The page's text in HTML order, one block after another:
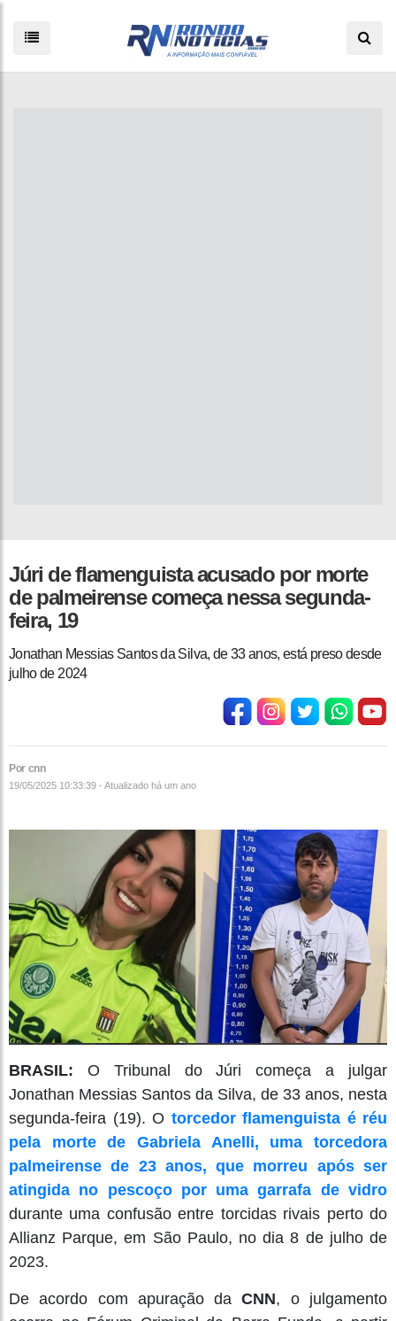
Júri de flamenguista acusado por morte
de palmeirense começa nessa segunda-
feira, 19
Jonathan Messias Santos da Silva, de 33 anos, está preso desde
julho de 2024
Por cnn
19/05/2025 10:33:39 - Atualizado há um ano
BRASIL: O Tribunal do Júri começa a julgar
Jonathan Messias Santos da Silva, de 33 anos, nesta
segunda-feira (19). O torcedor flamenguista é réu
pela morte de Gabriela Anelli, uma torcedora
palmeirense de 23 anos, que morreu após ser
atingida no pescoço por uma garrafa de vidro
durante uma confusão entre torcidas rivais perto do
Allianz Parque, em São Paulo, no dia 8 de julho de
2023.
De acordo com apuração daCNN, o julgamento